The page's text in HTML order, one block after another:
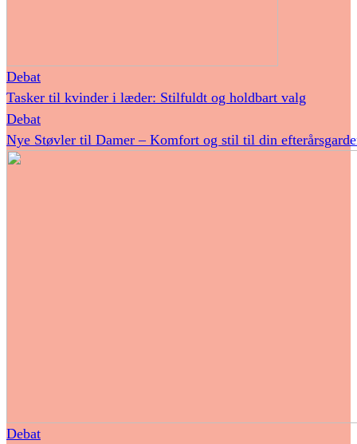
Debat
Tasker til kvinder i læder: Stilfuldt og holdbart valg
Debat
Nye Støvler til Damer – Komfort og stil til din
Debat